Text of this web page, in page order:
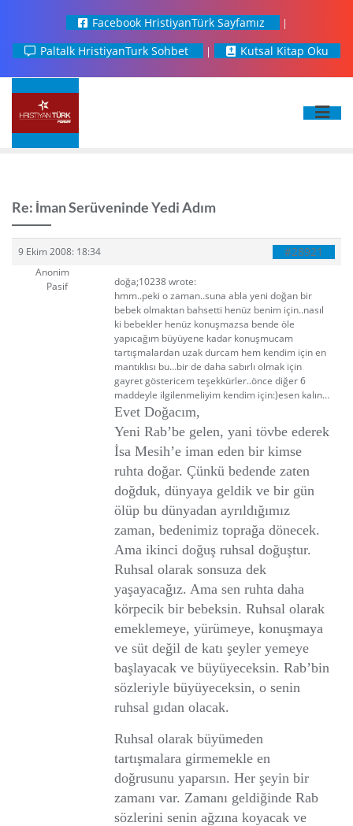
Facebook HristiyanTürk Sayfamız
Paltalk HristiyanTurk Sohbet
Kutsal Kitap Oku
Re: İman Serüveninde Yedi Adım
9 Ekim 2008: 18:34 #28921
Anonim
Pasif
doğa;10238 wrote:
hmm..peki o zaman..suna abla yeni doğan bir
bebek olmaktan bahsetti henüz benim için..nasıl
ki bebekler henüz konuşmazsa bende öle
yapıcağım büyüyene kadar konuşmucam
tartışmalardan uzak durcam hem kendim için en
mantıklısı bu…bir de daha sabırlı olmak için
gayret göstericem teşekkürler..önce diğer 6
maddeyle ilgilenmeliyim kendim için:)esen kalın…
Evet Doğacım,
Yeni Rab’be gelen, yani tövbe ederek
İsa Mesih’e iman eden bir kimse
ruhta doğar. Çünkü bedende zaten
doğduk, dünyaya geldik ve bir gün
ölüp bu dünyadan ayrıldığımız
zaman, bedenimiz toprağa dönecek.
Ama ikinci doğuş ruhsal doğuştur.
Ruhsal olarak sonsuza dek
yaşayacağız. Ama sen ruhta daha
körpecik bir bebeksin. Ruhsal olarak
emeklemeye, yürümeye, konuşmaya
ve süt değil de katı şeyler yemeye
başlayacak ve büyüyeceksin. Rab’bin
sözleriyle büyüyeceksin, o senin
ruhsal gıdan olacak.
Ruhsal olarak büyümeden
tartışmalara girmemekle en
doğrusunu yaparsın. Her şeyin bir
zamanı var. Zamanı geldiğinde Rab
sözlerini senin ağzına koyacak ve